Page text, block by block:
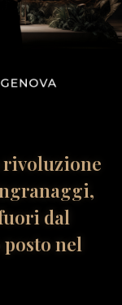
rivoluzione
dal
nel